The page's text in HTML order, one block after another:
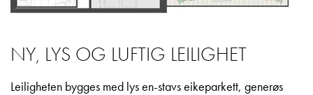
NY, LYS OG LUFTIG LEILIGHET
Leiligheten bygges med lys en-stavs eikeparkett, generøs